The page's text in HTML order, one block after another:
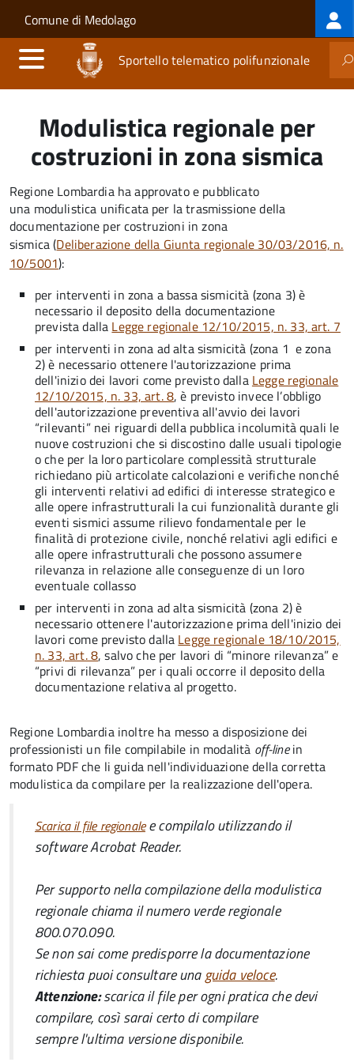
Salta al contenuto principale
Skip to site navigation
Comune di Medolago
Sportello telematico polifunzionale
Modulistica regionale per
costruzioni in zona sismica
Regione Lombardia ha approvato e pubblicato
una modulistica unificata per la trasmissione della
documentazione per costruzioni in zona
sismica(Deliberazione della Giunta regionale 30/03/2016, n.
10/5001):
per interventi in zona a bassa sismicità (zona 3) è
necessario il deposito della documentazione
prevista dalla Legge regionale 12/10/2015, n. 33, art. 7
per interventi in zona ad alta sismicità (zona 1 e zona
2) è necessario ottenere l'autorizzazione prima
dell'inizio dei lavori come previsto dalla Legge regionale
12/10/2015, n. 33, art. 8, è previsto invece l’obbligo
dell'autorizzazione preventiva all'avvio dei lavori
“rilevanti” nei riguardi della pubblica incolumità quali le
nuove costruzioni che si discostino dalle usuali tipologie
o che per la loro particolare complessità strutturale
richiedano più articolate calcolazioni e verifiche nonché
gli interventi relativi ad edifici di interesse strategico e
alle opere infrastrutturali la cui funzionalità durante gli
eventi sismici assume rilievo fondamentale per le
finalità di protezione civile, nonché relativi agli edifici e
alle opere infrastrutturali che possono assumere
rilevanza in relazione alle conseguenze di un loro
eventuale collasso
per interventi in zona ad alta sismicità (zona 2) è
necessario ottenere l'autorizzazione prima dell'inizio dei
lavori come previsto dalla Legge regionale 18/10/2015,
n. 33, art. 8, salvo che per lavori di “minore rilevanza” e
“privi di rilevanza” per i quali occorre il deposito della
documentazione relativa al progetto.
Regione Lombardia inoltre ha messo a disposizione dei
professionisti un file compilabile in modalità off-linein
formato PDF che li guida nell'individuazione della corretta
modulistica da compilare per la realizzazione dell'opera.
Scarica il file regionalee compilalo utilizzando il
softwareAcrobat Reader.
Per supporto nella compilazione della modulistica
regionale chiama il numero verde regionale
800.070.090.
Se non sai come predisporre la documentazione
richiesta puoi consultare unaguida veloce.
Attenzione:scarica il file per ogni praticache devi
compilare, così sarai certo di compilare
semprel'ultima versione disponibile.